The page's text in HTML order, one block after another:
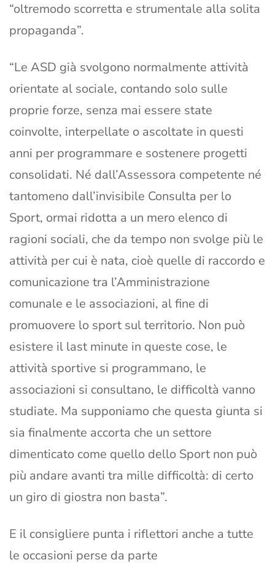
“oltremodo scorretta e strumentale alla solita
propaganda”.
“Le ASD già svolgono normalmente attività
orientate al sociale, contando solo sulle
proprie forze, senza mai essere state
coinvolte, interpellate o ascoltate in questi
anni per programmare e sostenere progetti
consolidati. Né dall’Assessora competente né
tantomeno dall’invisibile Consulta per lo
Sport, ormai ridotta a un mero elenco di
ragioni sociali, che da tempo non svolge più le
attività per cui è nata, cioè quelle di raccordo e
comunicazione tra l’Amministrazione
comunale e le associazioni, al fine di
promuovere lo sport sul territorio. Non può
esistere il last minute in queste cose, le
attività sportive si programmano, le
associazioni si consultano, le difficoltà vanno
studiate. Ma supponiamo che questa giunta si
sia finalmente accorta che un settore
dimenticato come quello dello Sport non può
più andare avanti tra mille difficoltà: di certo
un giro di giostra non basta”.
E il consigliere punta i riflettori anche a tutte
le occasioni perse da parte